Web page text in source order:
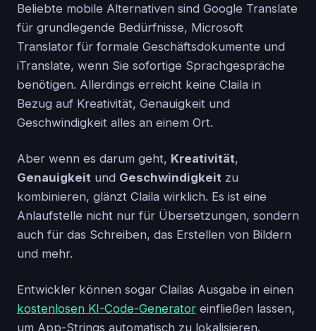
Beliebte mobile Alternativen sind Google Translate
für grundlegende Bedürfnisse, Microsoft
Translator für formale Geschäftsdokumente und
iTranslate, wenn Sie sofortige Sprachgespräche
benötigen. Allerdings erreicht keine Claila in
Bezug auf Kreativität, Genauigkeit und
Geschwindigkeit alles an einem Ort.
Aber wenn es darum geht, Kreativität,
Genauigkeit und Geschwindigkeit zu
kombinieren, glänzt Claila wirklich. Es ist eine
Anlaufstelle nicht nur für Übersetzungen, sondern
auch für das Schreiben, das Erstellen von Bildern
und mehr.
Entwickler können sogar Clailas Ausgabe in einen
kostenlosen KI-Code-Generator einfließen lassen,
um App-Strings automatisch zu lokalisieren.